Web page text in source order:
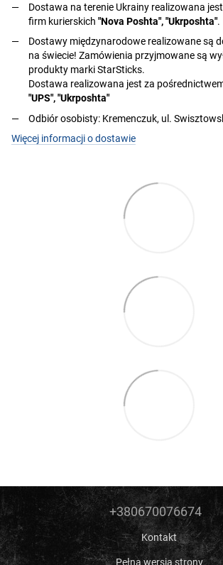
Dostawa na terenie Ukrainy realizowana
firm kurierskich "Nova Poshta", "Ukrposhta".
Dostawy międzynarodowe realizowane są
na świecie! Zamówienia przyjmowane są
produkty marki StarSticks.
Dostawa realizowana jest za
"UPS", "Ukrposhta"
Odbiór osobisty: Kremenczuk, ul.
Więcej informacji o dostawie
+380670076674
Kontakt
Pełna wersja strony